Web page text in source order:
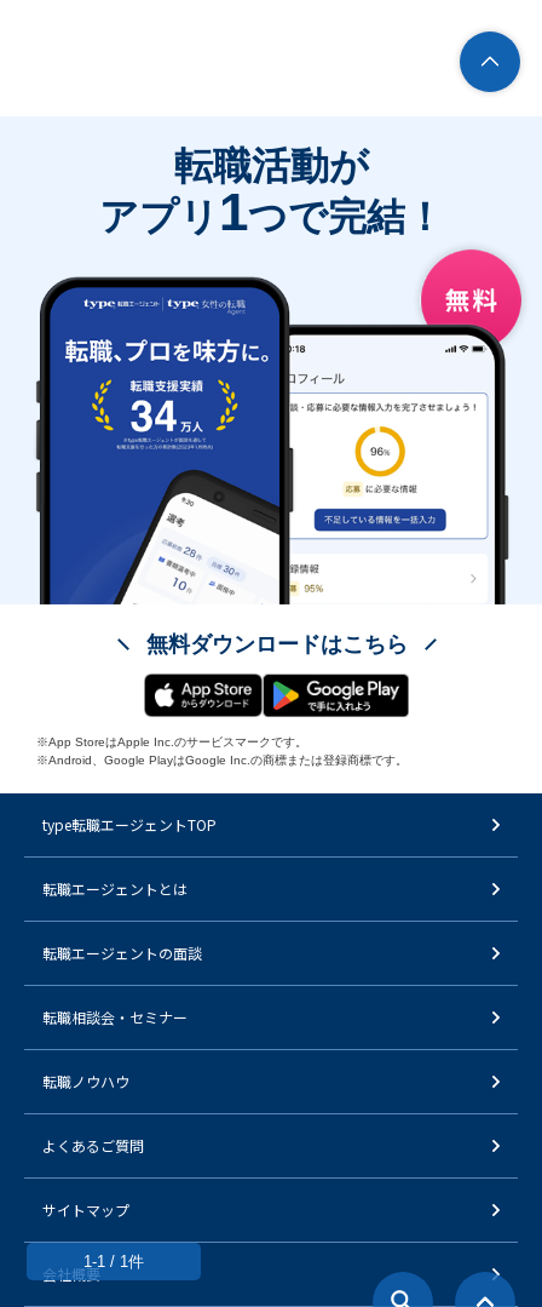
1-1 / 1件
転職活動が
アプリ 1つで完結！
無料ダウンロードはこちら
※App StoreはApple Inc.のサービスマークです。
※Android、Google PlayはGoogle Inc.の商標または登録商標です。
type転職エージェントTOP
転職エージェントとは
転職エージェントの面談
転職相談会・セミナー
転職ノウハウ
よくあるご質問
サイトマップ
会社概要